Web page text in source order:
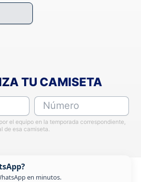
TU CAMISETA
Número
el equipo en la temporada correspondiente,
de esa camiseta.
en minutos.